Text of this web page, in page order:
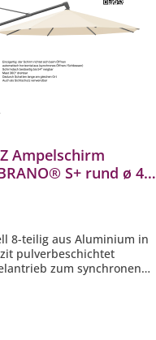
Ampelschirm
S+ rund ø 400
8-teilig aus Aluminium in
pulverbeschichtet
zum synchronen